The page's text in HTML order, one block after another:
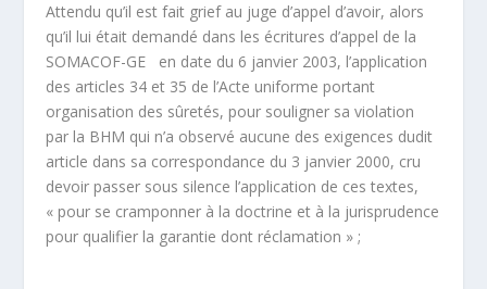
Attendu qu’il est fait grief au juge d’appel d’avoir, alors
qu’il lui était demandé dans les écritures d’appel de la
SOMACOF-GE en date du 6 janvier 2003, l’application
des articles 34 et 35 de l’Acte uniforme portant
organisation des sûretés, pour souligner sa violation
par la BHM qui n’a observé aucune des exigences dudit
article dans sa correspondance du 3 janvier 2000, cru
devoir passer sous silence l’application de ces textes,
« pour se cramponner à la doctrine et à la jurisprudence
pour qualifier la garantie dont réclamation » ;